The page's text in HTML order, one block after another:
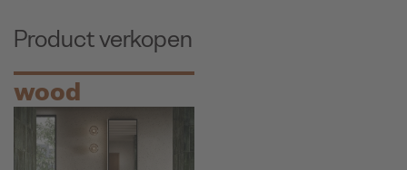
Product verkopen
wood